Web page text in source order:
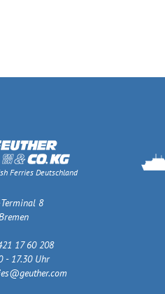
Ferries Deutschland
8
17 60 208
- 17.30 Uhr